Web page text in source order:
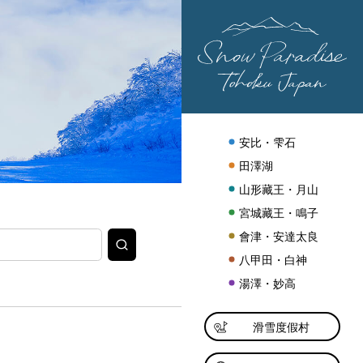
安比・雫石
田澤湖
山形藏王・月山
宮城藏王・鳴子
會津・安達太良
八甲田・白神
湯澤・妙高
滑雪度假村
搜
尋